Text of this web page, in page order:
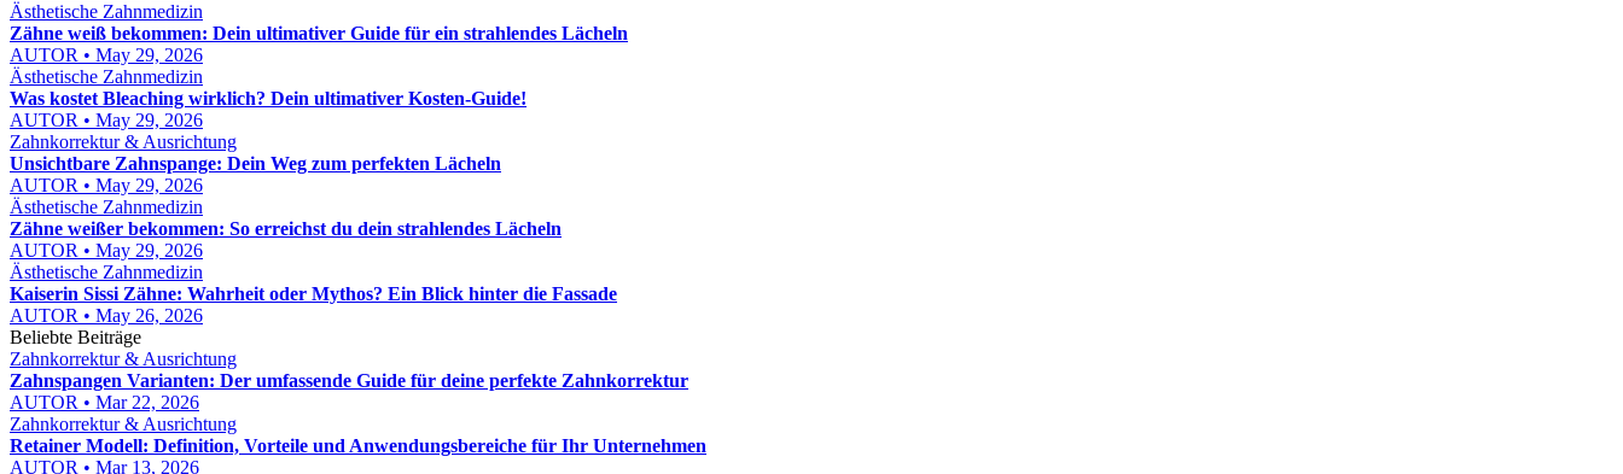
Ästhetische Zahnmedizin
Zähne weiß bekommen: Dein ultimativer Guide für ein strahlendes Lächeln
AUTOR • May 29, 2026
Ästhetische Zahnmedizin
Was kostet Bleaching wirklich? Dein ultimativer Kosten-Guide!
AUTOR • May 29, 2026
Zahnkorrektur & Ausrichtung
Unsichtbare Zahnspange: Dein Weg zum perfekten Lächeln
AUTOR • May 29, 2026
Ästhetische Zahnmedizin
Zähne weißer bekommen: So erreichst du dein strahlendes Lächeln
AUTOR • May 29, 2026
Ästhetische Zahnmedizin
Kaiserin Sissi Zähne: Wahrheit oder Mythos? Ein Blick hinter die Fassade
AUTOR • May 26, 2026
Beliebte Beiträge
Zahnkorrektur & Ausrichtung
Zahnspangen Varianten: Der umfassende Guide für deine perfekte Zahnkorrektur
AUTOR • Mar 22, 2026
Zahnkorrektur & Ausrichtung
Retainer Modell: Definition, Vorteile und Anwendungsbereiche für Ihr Unternehmen
AUTOR • Mar 13, 2026